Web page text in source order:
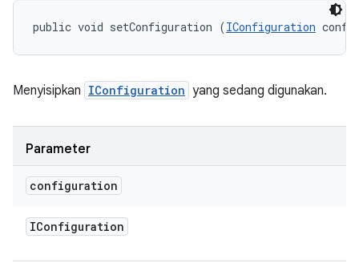
public void setConfiguration (IConfiguration
Menyisipkan IConfiguration yang sedang digunakan.
Parameter
configuration
IConfiguration